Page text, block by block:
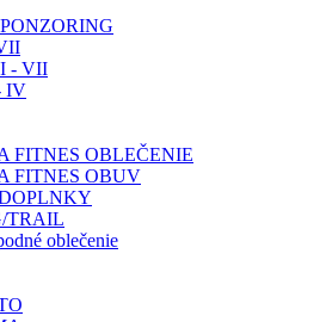
- VII
IV
FITNES OBLEČENIE
FITNES OBUV
TRAIL
oblečenie